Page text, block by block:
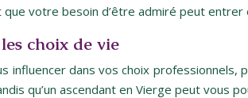
votre besoin d’être admiré peut
choix de vie
influencer dans vos choix
qu’un ascendant en Vierge peut vous